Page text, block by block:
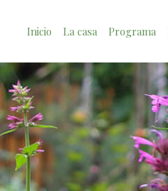
Inicio La casa Programa